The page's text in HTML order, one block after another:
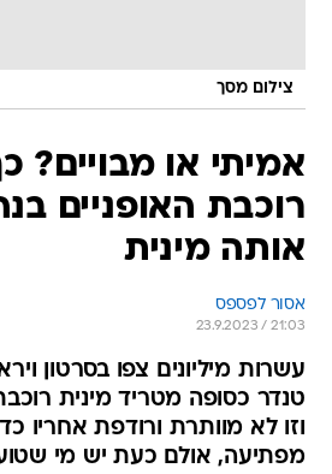
צילום מסך
אמיתי או מבויים?
רוכבת האופניים
אותה מינית
אסור לפספס
23.9.2023 / 21:03
עשרות מיליונים צפו בסרטון
טנדר כסופה מטריד מינית רוכבת
וזו לא מוותרת ורודפת אחריו
מפתיעה, אולם כעת יש מי